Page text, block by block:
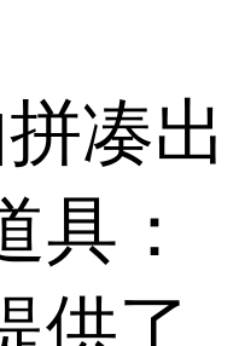
凑出
具：
供了